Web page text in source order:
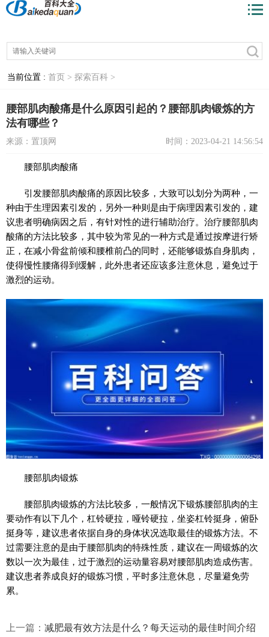
当前位置 : 首页 > 探索百科 >
腰部肌肉酸痛是什么原因引起的？腰部肌肉锻炼的方
法有哪些？
来源：置顶网 时间：2023-04-21 14:56:54
腰部肌肉酸痛
引发腰部肌肉酸痛的原因比较多，大致可以划分为两种，一
种由于生理因素引发的，另外一种则是由于病理因素引发的，建
议患者明确病因之后，有针对性的进行辅助治疗。治疗腰部肌肉
酸痛的方法比较多，其中较为常见的一种方式是通过按摩进行矫
正，在减小骨盆前倾和腰椎前凸的同时，还能够锻炼自身肌肉，
使得慢性腰痛得到缓解，此外患者还应该多注意休息，避免过于
激烈的运动。
腰部肌肉锻炼
腰部肌肉锻炼的方法比较多，一般情况下锻炼腰部肌肉的主
要动作有以下几个，杠铃硬拉，哑铃硬拉，坐姿杠铃挺身，俯卧
挺身等，建议患者依据自身的身体状况选取最佳的锻炼方法。不
过需要注意的是由于腰部肌肉的特殊性质，建议在一周锻炼的次
数以一次为最佳，过于激烈的运动量容易对腰部肌肉造成伤害。
建议患者养成良好的锻炼习惯，平时多注意休息，尽量避免劳
累。
上一篇： 减肥最有效方法是什么？每天运动的最佳时间介绍